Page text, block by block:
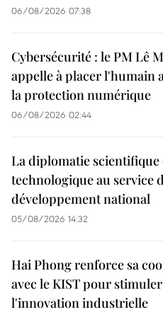
06/08/2026 07:38
Cybersécurité : le PM Lê
appelle à placer l'humain
la protection numérique
06/08/2026 02:44
La diplomatie scientifique
technologique au service
développement national
05/08/2026 14:32
Hai Phong renforce sa
avec le KIST pour stimuler
l'innovation industrielle